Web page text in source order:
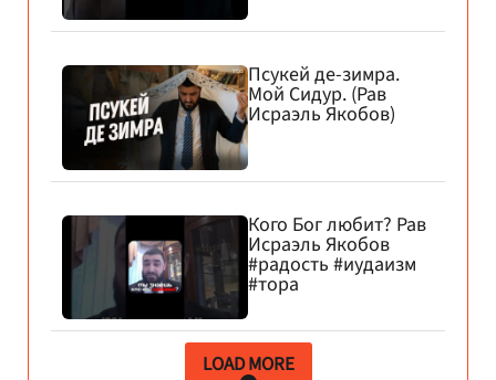
Псукей де-зимра.
Мой Сидур. (Рав
Исраэль Якобов)
Кого Бог любит? Рав
Исраэль Якобов
#радость #иудаизм
#тора
LOAD MORE